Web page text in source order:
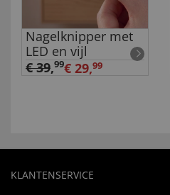
Nagelknipper met
LED en vijl
€ 39,99€ 29,99
KLANTENSERVICE